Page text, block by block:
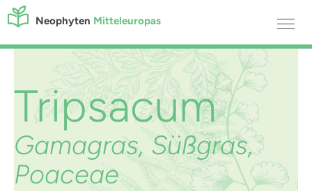
Neophyten Mitteleuropas
Tripsacum
Gamagras, Süßgras,
Poaceae